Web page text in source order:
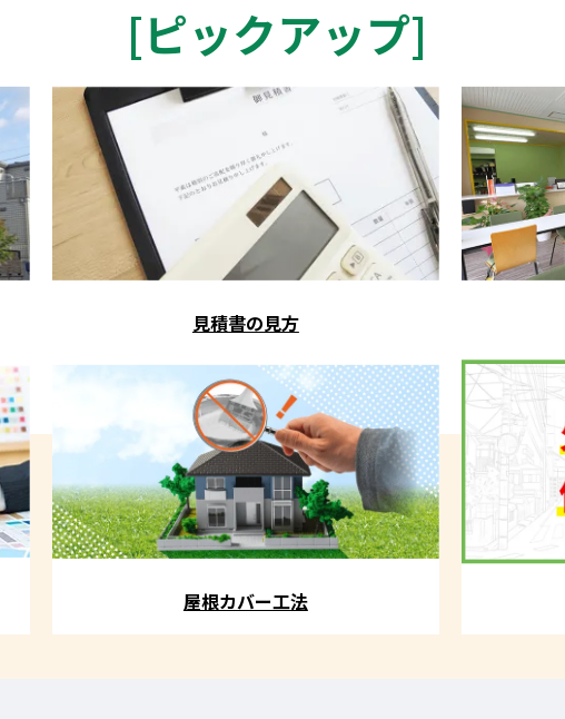
[ピックアップ]
見積書の見方
屋根カバー工法